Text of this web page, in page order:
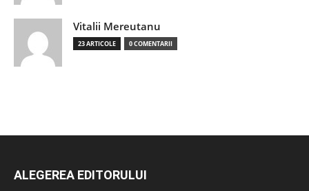
Vitalii Mereutanu
23 ARTICOLE 0 COMENTARII
ALEGEREA EDITORULUI